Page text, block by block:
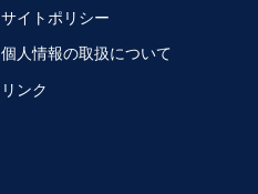
サイトポリシー
個人情報の取扱について
リンク